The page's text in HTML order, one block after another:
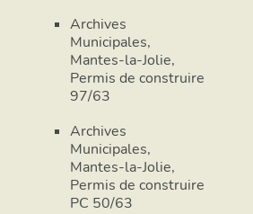
Archives
Municipales,
Mantes-la-Jolie,
Permis de construire
97/63
Archives
Municipales,
Mantes-la-Jolie,
Permis de construire
PC 50/63